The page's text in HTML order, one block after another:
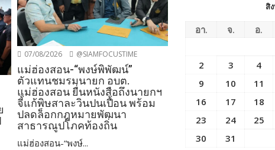
07/08/2026 @SIAMFOCUSTIME
แม่ฮ่องสอน-“พงษ์พิพัฒน์”
ตัวแทนชมรมนายก อบต.
แม่ฮ่องสอน ยื่นหนังสือถึงนายกฯ
จี้แก้พิษสาละวินปนเปื้อน พร้อม
ปลดล็อกกฎหมายพัฒนา
สาธารณูปโภคท้องถิ่น
แม่ฮ่องสอน-“พงษ์...
สิ
อา. จ. อ.
2
3 4
9
10 11
16
17 18
23
24 25
30
31